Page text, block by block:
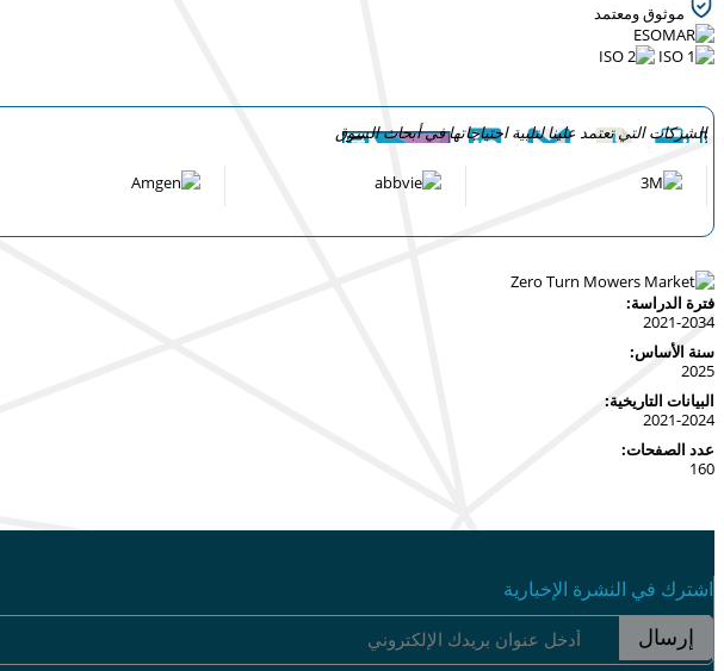
موثوق ومعتمد
الشركات التي تعتمد علينا لتلبية احتياجاتها في أبحاث السوق
فترة الدراسة:
2021-2034
سنة الأساس:
2025
البيانات التاريخية:
2021-2024
عدد الصفحات:
160
اشترك في النشرة الإخبارية
إرسال